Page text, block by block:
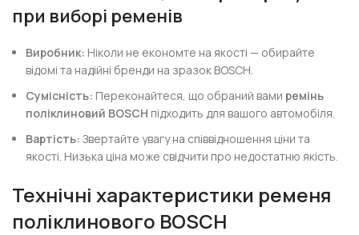
при виборі ременів
Виробник: Ніколи не економте на якості — обирайте
відомі та надійні бренди на зразок BOSCH.
Сумісність: Переконайтеся, що обраний вами ремінь
поліклиновий BOSCH підходить для вашого автомобіля.
Вартість: Звертайте увагу на співвідношення ціни та
якості. Низька ціна може свідчити про недостатню якість.
Технічні характеристики ременя
поліклинового BOSCH